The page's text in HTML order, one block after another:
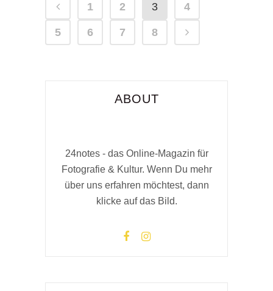
1 2 3 4
5 6 7 8
ABOUT
24notes - das Online-Magazin für
Fotografie & Kultur. Wenn Du mehr
über uns erfahren möchtest, dann
klicke auf das Bild.